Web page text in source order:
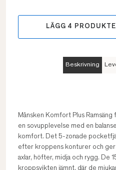
LÄGG 4
Beskrivning
Månsken Komfort Plus
en sovupplevelse med en
komfort. Det 5-zonade
efter kroppens konturer och
axlar, höfter, midja och rygg. De
kroppsvikten jämnt, där de